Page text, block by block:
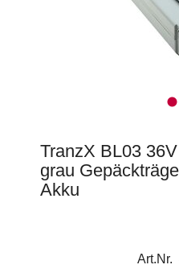
TranzX BL03
grau
Akku
Art.Nr.